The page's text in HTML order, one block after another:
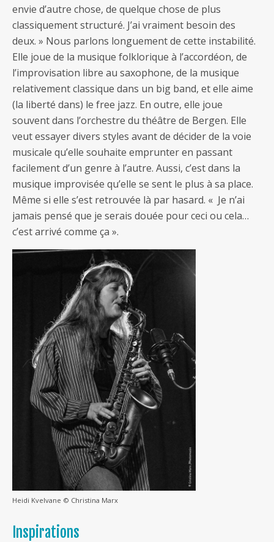
envie d’autre chose, de quelque chose de plus
classiquement structuré. J’ai vraiment besoin des
deux. » Nous parlons longuement de cette instabilité.
Elle joue de la musique folklorique à l’accordéon, de
l’improvisation libre au saxophone, de la musique
relativement classique dans un big band, et elle aime
(la liberté dans) le free jazz. En outre, elle joue
souvent dans l’orchestre du théâtre de Bergen. Elle
veut essayer divers styles avant de décider de la voie
musicale qu’elle souhaite emprunter en passant
facilement d’un genre à l’autre. Aussi, c’est dans la
musique improvisée qu’elle se sent le plus à sa place.
Même si elle s’est retrouvée là par hasard. « Je n’ai
jamais pensé que je serais douée pour ceci ou cela…
c’est arrivé comme ça ».
Heidi Kvelvane © Christina Marx
Inspirations